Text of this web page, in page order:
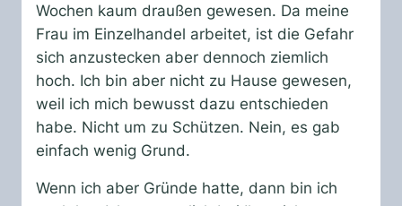
Wochen kaum draußen gewesen. Da meine
Frau im Einzelhandel arbeitet, ist die Gefahr
sich anzustecken aber dennoch ziemlich
hoch. Ich bin aber nicht zu Hause gewesen,
weil ich mich bewusst dazu entschieden
habe. Nicht um zu Schützen. Nein, es gab
einfach wenig Grund.
Wenn ich aber Gründe hatte, dann bin ich